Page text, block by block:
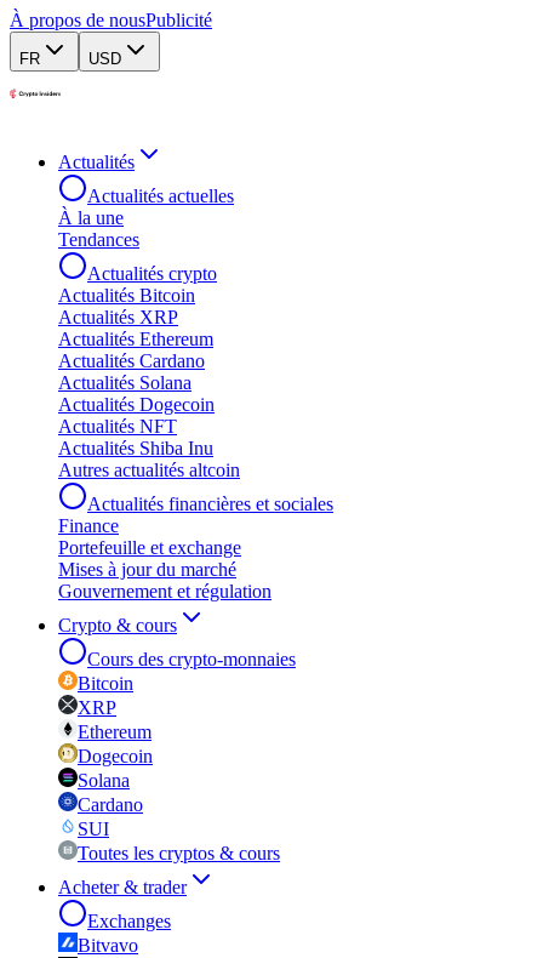
À propos de nousPublicité
FR USD
Actualités
Actualités actuelles
À la une
Tendances
Actualités crypto
Actualités Bitcoin
Actualités XRP
Actualités Ethereum
Actualités Cardano
Actualités Solana
Actualités Dogecoin
Actualités NFT
Actualités Shiba Inu
Autres actualités altcoin
Actualités financières et sociales
Finance
Portefeuille et exchange
Mises à jour du marché
Gouvernement et régulation
Crypto & cours
Cours des crypto-monnaies
Bitcoin
XRP
Ethereum
Dogecoin
Solana
Cardano
SUI
Toutes les cryptos & cours
Acheter & trader
Exchanges
Bitvavo